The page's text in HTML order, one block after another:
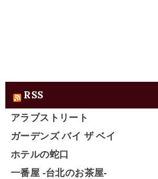
RSS
アラブストリート
ガーデンズ バイ ザ ベイ
ホテルの蛇口
一番屋 -台北のお茶屋-